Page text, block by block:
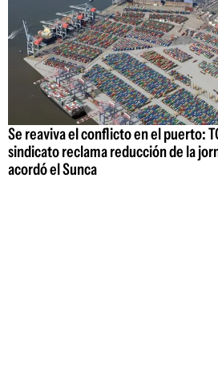
Se reaviva el conflicto en el puerto:
sindicato reclama reducción de la
acordó el Sunca